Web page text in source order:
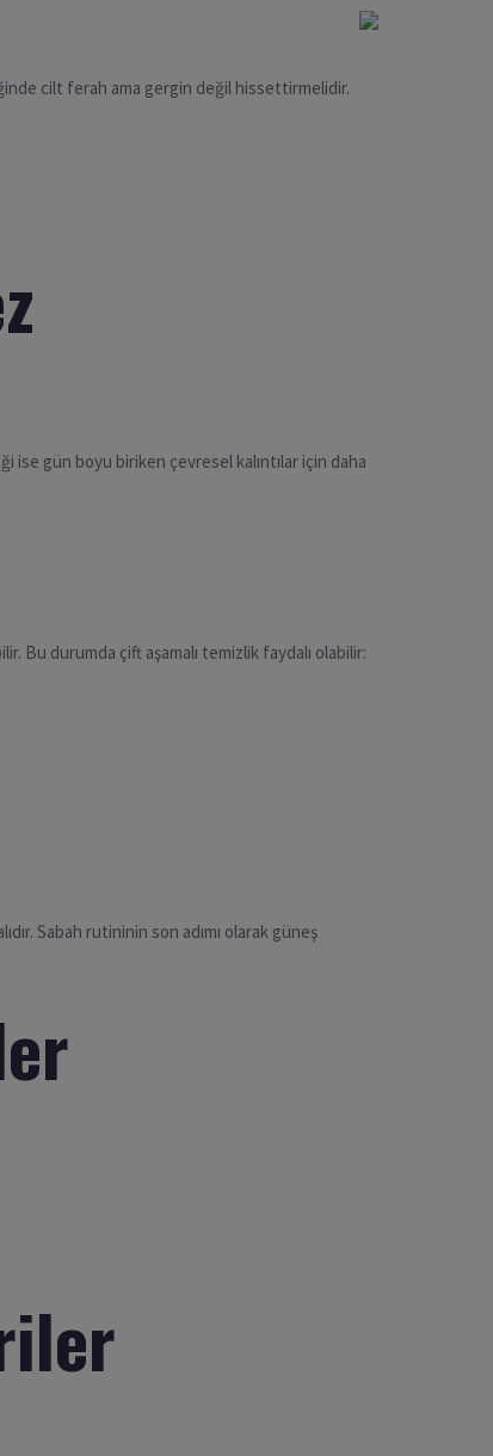
cilt ferah ama gergin değil hissettirmelidir.
ise gün boyu biriken çevresel kalıntılar için daha
Bu durumda çift aşamalı temizlik faydalı olabilir:
Sabah rutininin son adımı olarak güneş